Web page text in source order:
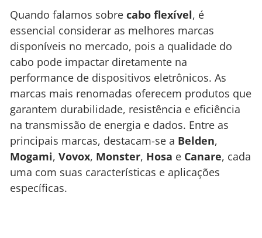
Quando falamos sobre cabo flexível, é
essencial considerar as melhores marcas
disponíveis no mercado, pois a qualidade do
cabo pode impactar diretamente na
performance de dispositivos eletrônicos. As
marcas mais renomadas oferecem produtos que
garantem durabilidade, resistência e eficiência
na transmissão de energia e dados. Entre as
principais marcas, destacam-se a Belden,
Mogami, Vovox, Monster, Hosa e Canare, cada
uma com suas características e aplicações
específicas.